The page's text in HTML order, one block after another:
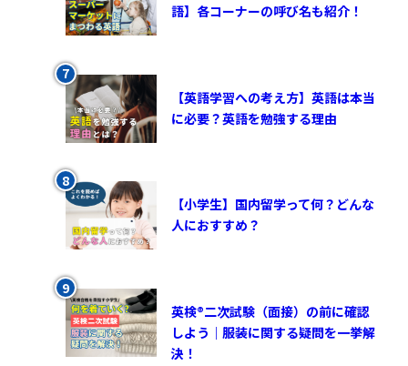
語】各コーナーの呼び名も紹介！
【英語学習への考え方】英語は本当
に必要？英語を勉強する理由
【小学生】国内留学って何？どんな
人におすすめ？
英検®︎二次試験（面接）の前に確認
しよう｜服装に関する疑問を一挙解
決！